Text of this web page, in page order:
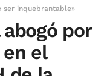
ser inquebrantable»
por
el